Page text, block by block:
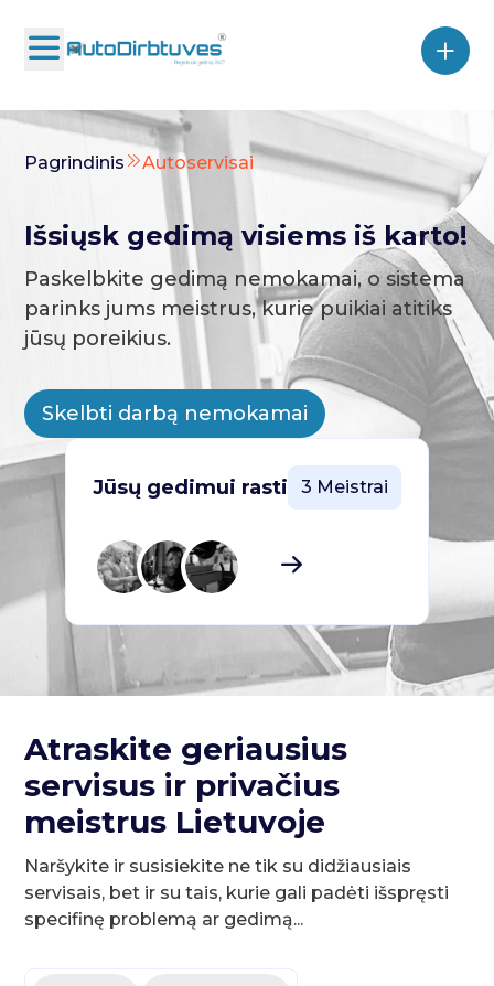
Pagrindinis Autoservisai
Išsiųsk gedimą visiems iš karto!
Paskelbkite gedimą nemokamai, o sistema
parinks jums meistrus, kurie puikiai atitiks
jūsų poreikius.
Skelbti darbą nemokamai
Jūsų gedimui rasti 3 Meistrai
Atraskite geriausius
servisus ir privačius
meistrus Lietuvoje
Naršykite ir susisiekite ne tik su didžiausiais
servisais, bet ir su tais, kurie gali padėti išspręsti
specifinę problemą ar gedimą...